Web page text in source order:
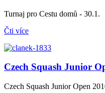
Turnaj pro Cestu domů - 30.1.
Čti více
Czech Squash Junior
Czech Squash Junior Open